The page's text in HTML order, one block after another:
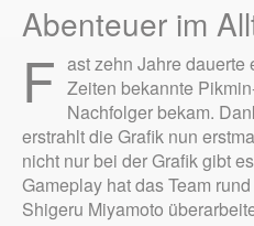
Abenteuer im
F ast zehn Jahre dauerte
Zeiten bekannte
Nachfolger bekam.
erstrahlt die Grafik nun
nicht nur bei der Grafik gibt
Gameplay hat das Team
Shigeru Miyamoto